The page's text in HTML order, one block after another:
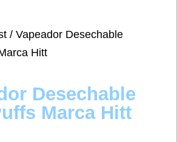
/ Vapeador Desechable
Hitt
Desechable
Marca Hitt